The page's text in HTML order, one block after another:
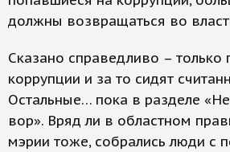
должны возвращаться во
Сказано справедливо –
коррупции и за то сидят
Остальные… пока в разделе
вор». Вряд ли в областном
мэрии тоже, собрались люди с